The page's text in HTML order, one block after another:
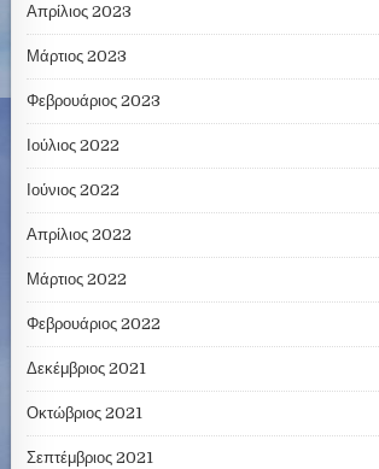
Απρίλιος 2023
Μάρτιος 2023
Φεβρουάριος 2023
Ιούλιος 2022
Ιούνιος 2022
Απρίλιος 2022
Μάρτιος 2022
Φεβρουάριος 2022
Δεκέμβριος 2021
Οκτώβριος 2021
Σεπτέμβριος 2021